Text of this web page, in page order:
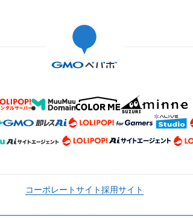
コーポレートサイト採用サイト